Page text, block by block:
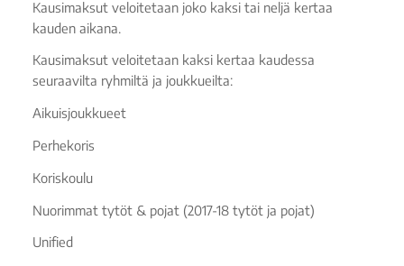
Kausimaksut veloitetaan joko kaksi tai neljä kertaa
kauden aikana.
Kausimaksut veloitetaan kaksi kertaa kaudessa
seuraavilta ryhmiltä ja joukkueilta:
Aikuisjoukkueet
Perhekoris
Koriskoulu
Nuorimmat tytöt & pojat (2017-18 tytöt ja pojat)
Unified